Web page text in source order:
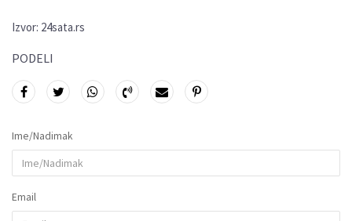
Izvor: 24sata.rs
PODELI
Ime/Nadimak
Email